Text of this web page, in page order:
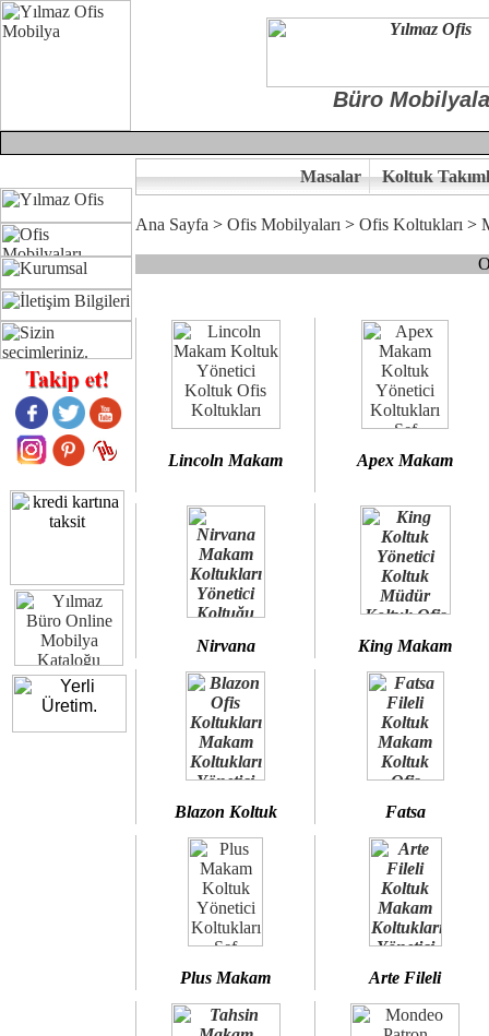
Büro
Ofisinizin dekorasyonunda ergonomi ve kaliteye önem
Çünkü sitemizde bulunan seçkin bürosit, goldsit ve modern
Size yakışan ofis koltuk tasarımına gelin birlikte karar verelim.
Kalite ve ergonomiyi arıyanların tercihi...Yılmaz Büro Mobilya
Masalar Koltuk
Ana Sayfa > Ofis Mobilyaları > Ofis Koltukları >
Lincoln Makam Apex Makam
Nirvana King Makam
Blazon Koltuk Fatsa
Plus Makam Arte Fileli